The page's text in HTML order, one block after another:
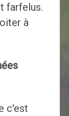
farfelus.
à
c'est